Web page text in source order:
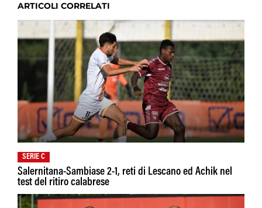
ARTICOLI CORRELATI
SERIE C
Salernitana-Sambiase 2-1, reti di Lescano ed Achik nel
test del ritiro calabrese